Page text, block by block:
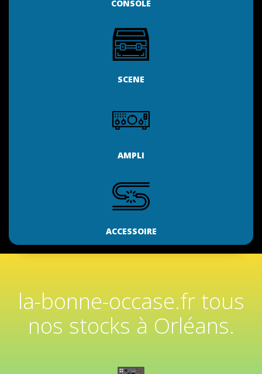
CONSOLE
SCENE
AMPLI
ACCESSOIRE
la-bonne-occase.fr tous
nos stocks à Orléans.